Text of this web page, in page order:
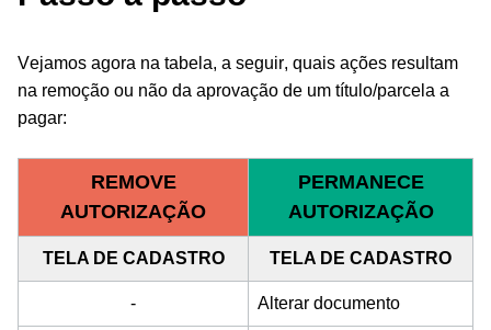
Vejamos agora na tabela, a seguir, quais ações resultam
na remoção ou não da aprovação de um título/parcela a
pagar:
REMOVE
AUTORIZAÇÃO
PERMANECE
AUTORIZAÇÃO
TELA DE CADASTRO TELA DE CADASTRO
- Alterar documento